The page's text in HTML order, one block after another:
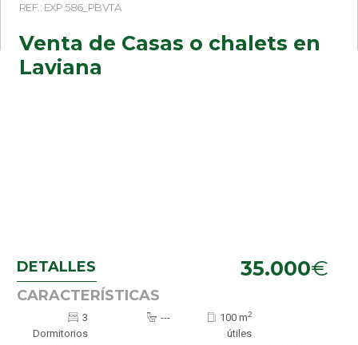
REF.: EXP.586_PBVTA
Venta de Casas o chalets en
Laviana
35.000€
DETALLES
CARACTERÍSTICAS
3
Dormitorios
--- 100 m2
útiles